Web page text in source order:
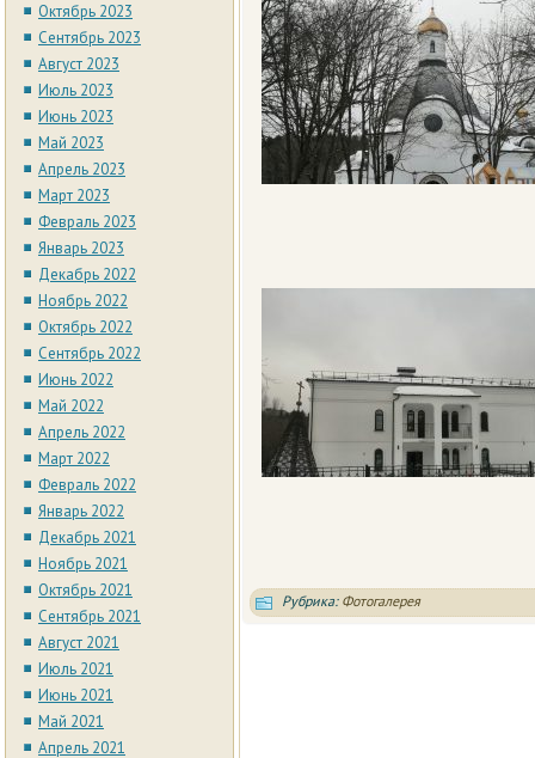
Октябрь 2023
Сентябрь 2023
Август 2023
Июль 2023
Июнь 2023
Май 2023
Апрель 2023
Март 2023
Февраль 2023
Январь 2023
Декабрь 2022
Ноябрь 2022
Октябрь 2022
Сентябрь 2022
Июнь 2022
Май 2022
Апрель 2022
Март 2022
Февраль 2022
Январь 2022
Декабрь 2021
Ноябрь 2021
Октябрь 2021
Сентябрь 2021
Август 2021
Июль 2021
Июнь 2021
Май 2021
Апрель 2021
Рубрика: Фотогалерея